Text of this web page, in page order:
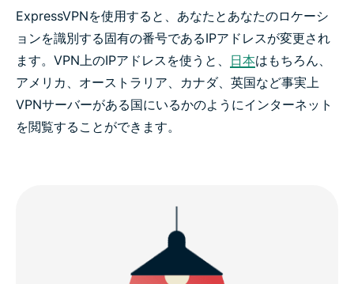
ExpressVPNを使用すると、あなたとあなたのロケーシ
ョンを識別する固有の番号であるIPアドレスが変更され
ます。VPN上のIPアドレスを使うと、 日本はもちろん、
アメリカ、オーストラリア、カナダ、英国など事実上
VPNサーバーがある国にいるかのようにインターネット
を閲覧することができます。